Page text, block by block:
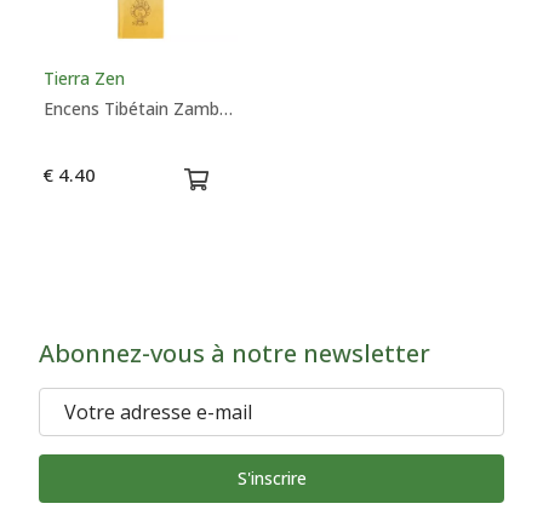
Tierra Zen
Encens Tibétain Zambala - Abondance
€ 4.40
Abonnez-vous à notre newsletter
S'inscrire